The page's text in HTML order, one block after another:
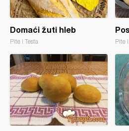
Domaći žuti hleb
Pite i Testa Pite